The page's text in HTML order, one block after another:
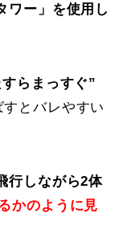
ワー」を使用し
らまっすぐ”
とバレやすい
行しながら2体
かのように見